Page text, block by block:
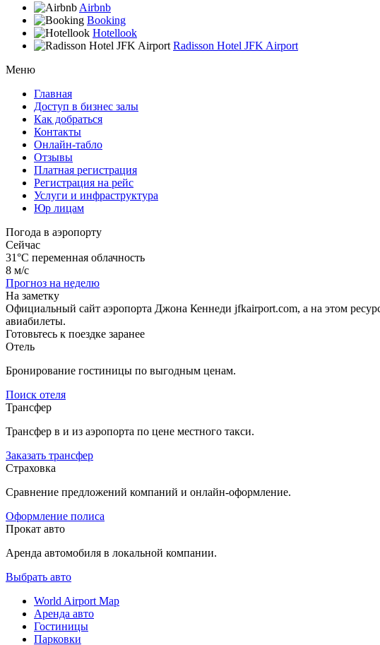
Airbnb
Booking
Hotellook
Radisson Hotel JFK Airport
Меню
Главная
Доступ в бизнес залы
Как добраться
Контакты
Онлайн-табло
Отзывы
Платная регистрация
Регистрация на рейс
Услуги и инфраструктура
Юр лицам
Погода в аэропорту
Сейчас
31°C переменная облачность
8 м/с
Прогноз на неделю
На заметку
Официальный сайт аэропорта Джона Кеннеди jfkairport.com, а на этом
авиабилеты.
Готовьтесь к поездке заранее
Отель
Бронирование гостиницы по выгодным ценам.
Поиск отеля
Трансфер
Трансфер в и из аэропорта по цене местного такси.
Заказать трансфер
Страховка
Сравнение предложений компаний и онлайн-оформление.
Оформление полиса
Прокат авто
Аренда автомобиля в локальной компании.
Выбрать авто
World Airport Map
Аренда авто
Гостиницы
Парковки